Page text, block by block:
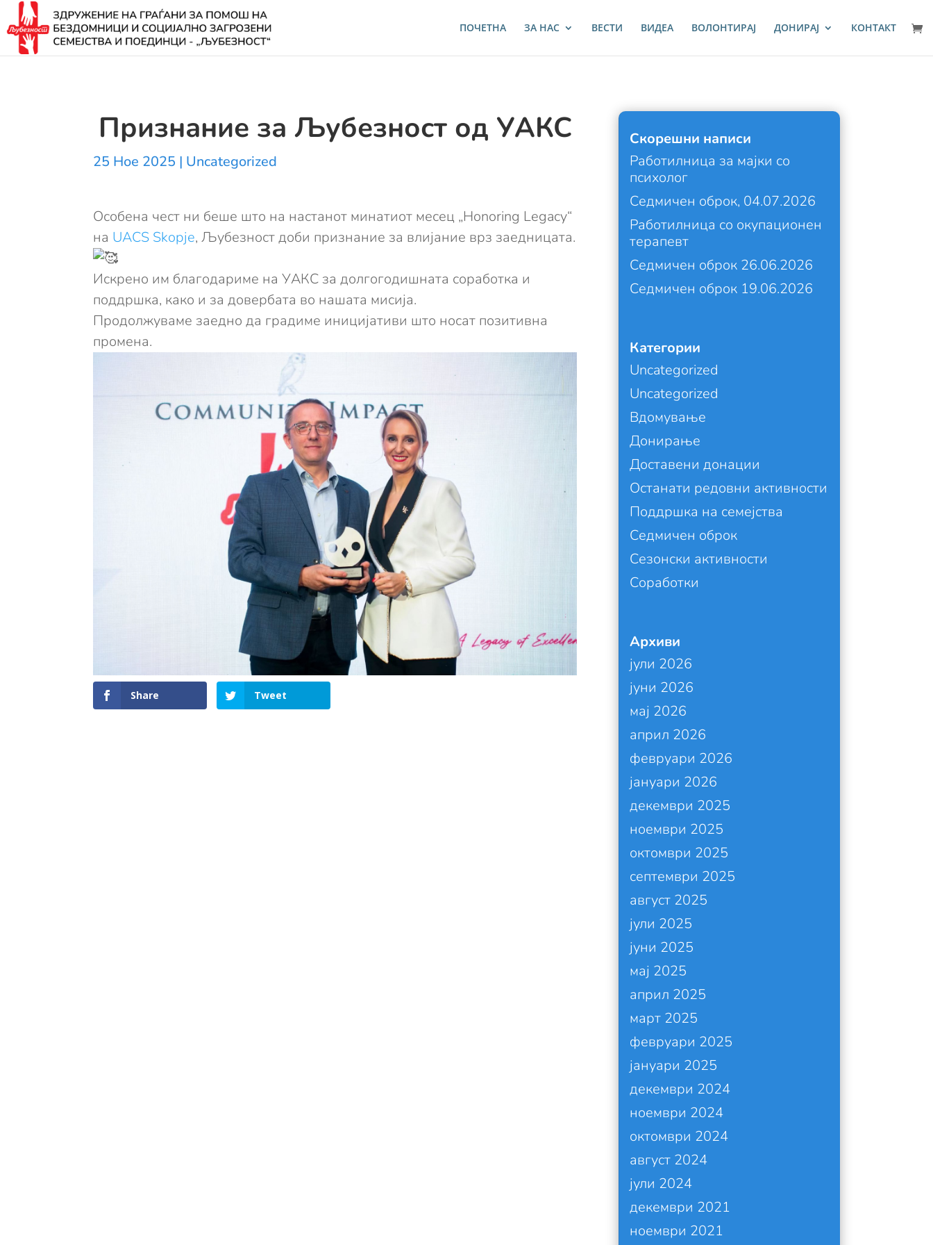
ПОЧЕТНА ЗА НАС ВЕСТИ ВИДЕА ВОЛОНТИРАЈ ДОНИРАЈ КОНТАКТ
Признание за Љубезност од УАКС
25 Ное 2025 | Uncategorized
Особена чест ни беше што на настанот минатиот месец „Honoring Legacy“
на UACS Skopje, Љубезност доби признание за влијание врз заедницата.
Искрено им благодариме на УАКС за долгогодишната соработка и
поддршка, како и за довербата во нашата мисија.
Продолжуваме заедно да градиме иницијативи што носат позитивна
промена.
Share Tweet
Скорешни написи
Работилница за мајки со
психолог
Седмичен оброк, 04.07.2026
Работилница со окупационен
терапевт
Седмичен оброк 26.06.2026
Седмичен оброк 19.06.2026
Категории
Uncategorized
Uncategorized
Вдомување
Донирање
Доставени донации
Останати редовни активности
Поддршка на семејства
Седмичен оброк
Сезонски активности
Соработки
Архиви
јули 2026
јуни 2026
мај 2026
април 2026
февруари 2026
јануари 2026
декември 2025
ноември 2025
октомври 2025
септември 2025
август 2025
јули 2025
јуни 2025
мај 2025
април 2025
март 2025
февруари 2025
јануари 2025
декември 2024
ноември 2024
октомври 2024
август 2024
јули 2024
декември 2021
ноември 2021